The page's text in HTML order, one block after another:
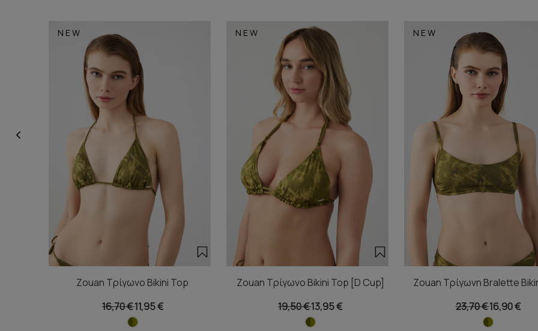
NEW
Zouan Τρίγωνο Bikini Top
16,70 €11,95 €
NEW
Zouan Τρίγωνο Bikini Top [D Cup]
19,50 €13,95 €
NEW
Zouan Τρίγωνη Bralette
23,70 €16,90 €